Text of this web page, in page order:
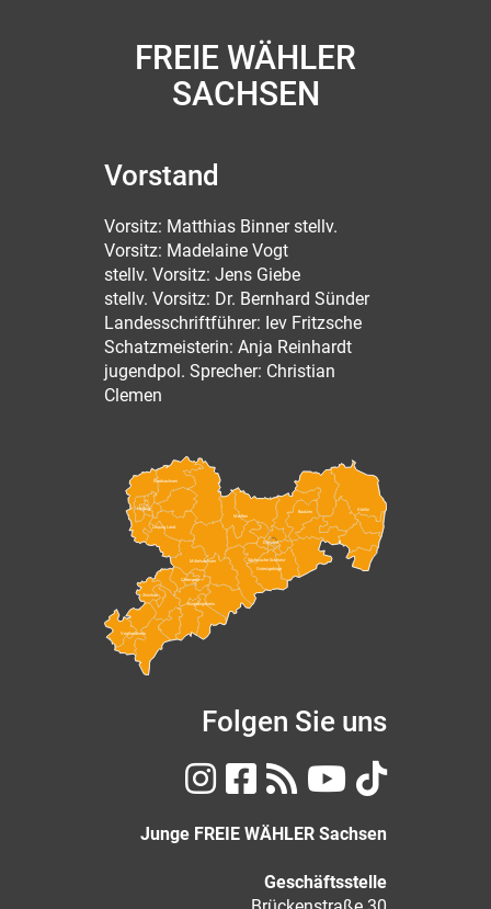
FREIE WÄHLER
SACHSEN
Vorstand
Vorsitz: Matthias Binner stellv.
Vorsitz: Madelaine Vogt
stellv. Vorsitz: Jens Giebe
stellv. Vorsitz: Dr. Bernhard Sünder
Landesschriftführer: Iev Fritzsche
Schatzmeisterin: Anja Reinhardt
jugendpol. Sprecher: Christian
Clemen
Bautzen Görlitz
Leipzig
Leipzig Land
Meißen
Erzgebirgskreis
Mittelsachsen
Nordsachsen
Osterzgebirge
Sächsische Schweiz-
Vogtlandkreis
Zwickau
Dresden
Chemnitz
Folgen Sie uns
Junge FREIE WÄHLER Sachsen
Geschäftsstelle